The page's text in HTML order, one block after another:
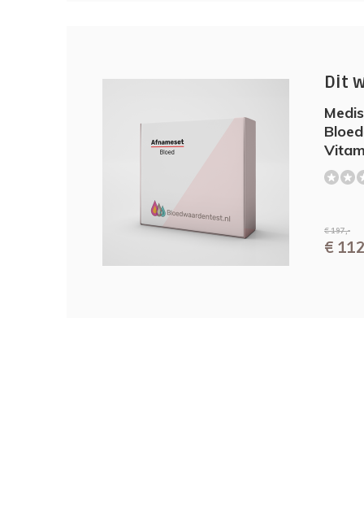
Cholesterol Totaal - Grootste veroorzaker
Cholesterol LDL/HDL risico index
CK - (creatine-kinase) Spierschade
Creatinine - Nierfunctie
Eosinofiele granulocyten (bloebeeld)
Gamma GT - Leverfunctie
HbA1c - Diabetes (kijkt naar gemiddelde
maanden ipv momentopname zoals
Dit
(0)
€ 197,-
€